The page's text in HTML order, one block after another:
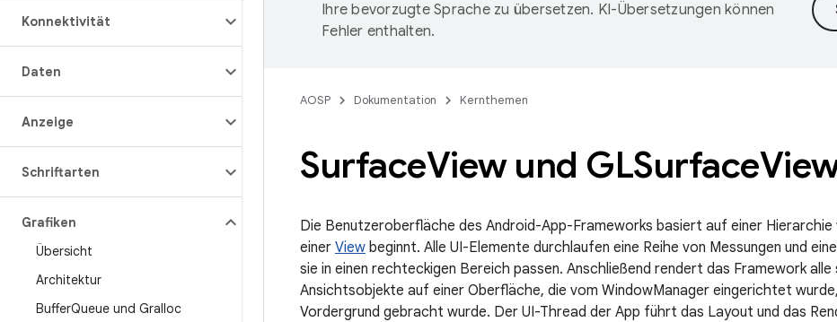
Konnektivität
Daten
Anzeige
Schriftarten
Grafiken
Übersicht
Architektur
BufferQueue und Gralloc
Ihre bevorzugte Sprache zu übersetzen. KI-Übersetzungen können
Fehler enthalten.
AOSP Dokumentation Kernthemen
SurfaceView und GLSurface
Die Benutzeroberfläche des Android-App-Frameworks basiert auf einer Hierarchie
einer View beginnt. Alle UI-Elemente durchlaufen eine Reihe von Messungen und
sie in einen rechteckigen Bereich passen. Anschließend rendert das Framework
Ansichtsobjekte auf einer Oberfläche, die vom WindowManager eingerichtet
Vordergrund gebracht wurde. Der UI-Thread der App führt das Layout und das